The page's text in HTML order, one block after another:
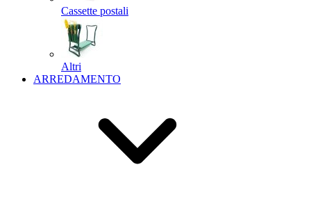
Cassette postali
Altri
ARREDAMENTO